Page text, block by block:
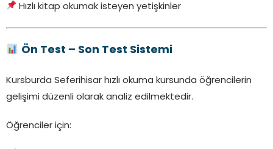
Hızlı kitap okumak isteyen yetişkinler
Ön Test – Son Test Sistemi
Kursburda Seferihisar hızlı okuma kursunda öğrencilerin
gelişimi düzenli olarak analiz edilmektedir.
Öğrenciler için: